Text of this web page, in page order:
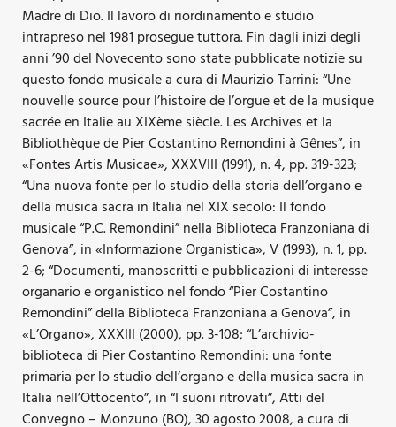
Madre di Dio. Il lavoro di riordinamento e studio
intrapreso nel 1981 prosegue tuttora. Fin dagli inizi degli
anni ’90 del Novecento sono state pubblicate notizie su
questo fondo musicale a cura di Maurizio Tarrini: “Une
nouvelle source pour l’histoire de l’orgue et de la musique
sacrée en Italie au XIXème siècle. Les Archives et la
Bibliothèque de Pier Costantino Remondini à Gênes”, in
«Fontes Artis Musicae», XXXVIII (1991), n. 4, pp. 319-323;
“Una nuova fonte per lo studio della storia dell’organo e
della musica sacra in Italia nel XIX secolo: Il fondo
musicale “P.C. Remondini” nella Biblioteca Franzoniana di
Genova”, in «Informazione Organistica», V (1993), n. 1, pp.
2-6; “Documenti, manoscritti e pubblicazioni di interesse
organario e organistico nel fondo “Pier Costantino
Remondini” della Biblioteca Franzoniana a Genova”, in
«L’Organo», XXXIII (2000), pp. 3-108; “L’archivio-
biblioteca di Pier Costantino Remondini: una fonte
primaria per lo studio dell’organo e della musica sacra in
Italia nell’Ottocento”, in “I suoni ritrovati”, Atti del
Convegno – Monzuno (BO), 30 agosto 2008, a cura di